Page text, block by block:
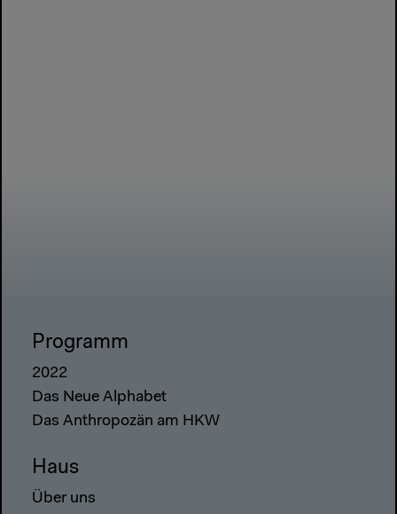
Programm
2022
Das Neue Alphabet
Das Anthropozän am HKW
Haus
Über uns